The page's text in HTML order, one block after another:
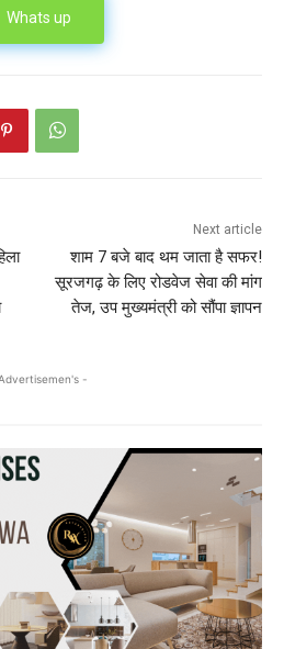
Whats up
Next article
शाम 7 बजे बाद थम जाता है सफर!
सूरजगढ़ के लिए रोडवेज सेवा की मांग
तेज, उप मुख्यमंत्री को सौंपा ज्ञापन
-